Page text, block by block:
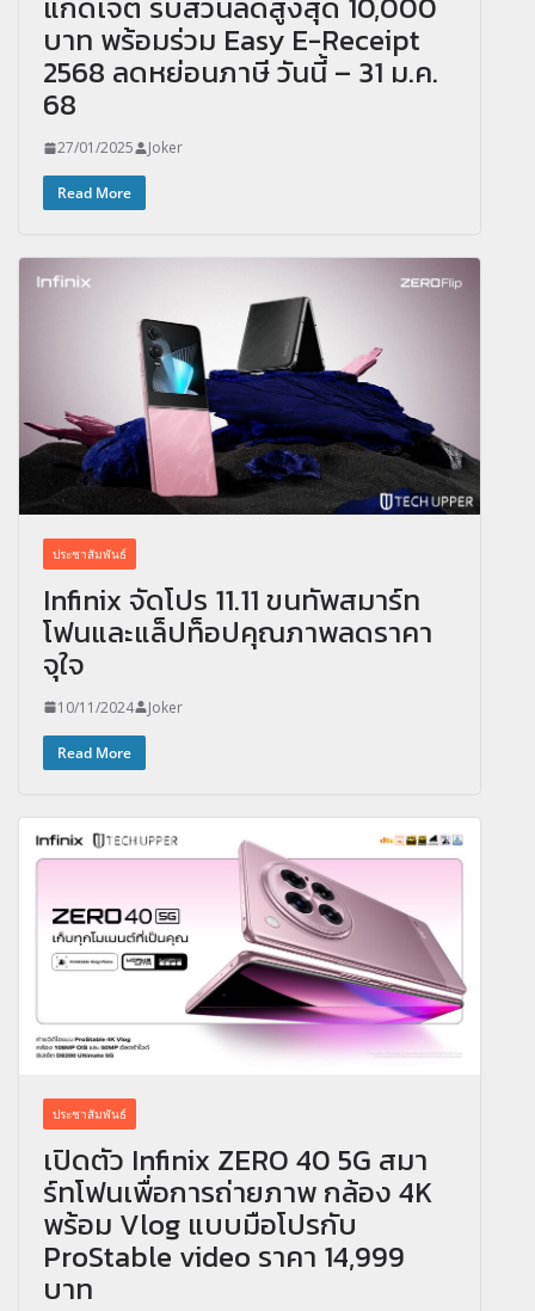
บาท พร้อมร่วม Easy E-Receipt
2568 ลดหย่อนภาษี วันนี้ – 31 ม.ค.
68
27/01/2025 Joker
Read More
ประชาสัมพันธ์
Infinix จัดโปร 11.11 ขนทัพสมาร์ท
โฟนและแล็ปท็อปคุณภาพลดราคา
จุใจ
10/11/2024 Joker
Read More
ประชาสัมพันธ์
เปิดตัว Infinix ZERO 40 5G สมา
ร์ทโฟนเพื่อการถ่ายภาพ กล้อง 4K
พร้อม Vlog แบบมือโปรกับ
ProStable video ราคา 14,999
บาท